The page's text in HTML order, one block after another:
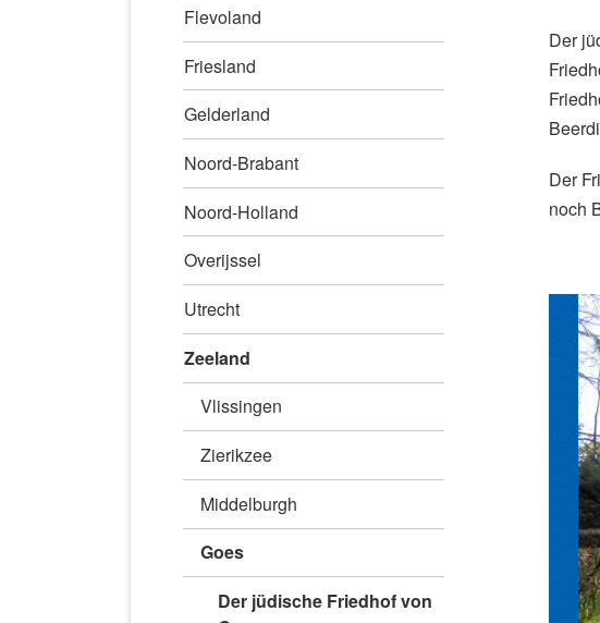
Der
Der
noch
Flevoland
Friesland
Gelderland
Noord-Brabant
Noord-Holland
Overijssel
Utrecht
Zeeland
Vlissingen
Zierikzee
Middelburgh
Goes
Der jüdische Friedhof von